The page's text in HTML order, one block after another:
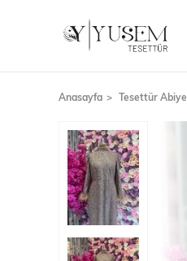
Anasayfa Tesettür Abiye